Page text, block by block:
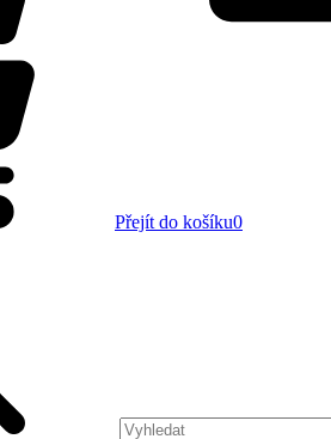
Přejít do košíku0